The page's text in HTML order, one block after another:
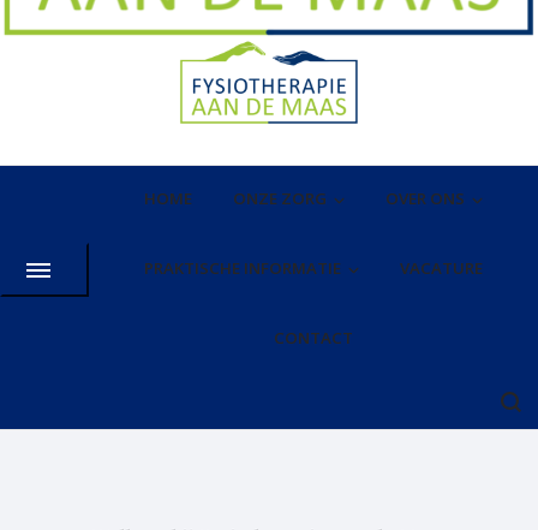
HOME ONZE ZORG OVER ONS
PRAKTISCHE INFORMATIE VACATURE
CONTACT